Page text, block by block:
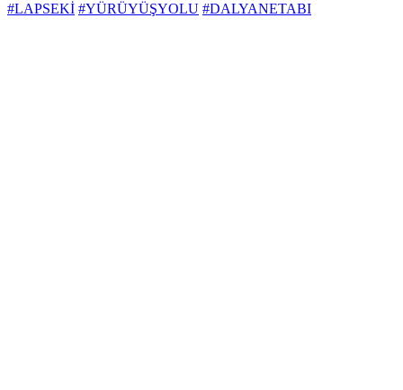
#LAPSEKİ #YÜRÜYÜŞYOLU #DALYANETABI